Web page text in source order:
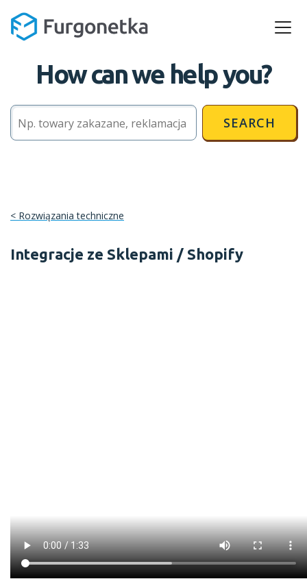
How can we help you?
SEARCH
Rozwiązania techniczne
Integracje ze Sklepami / Shopify